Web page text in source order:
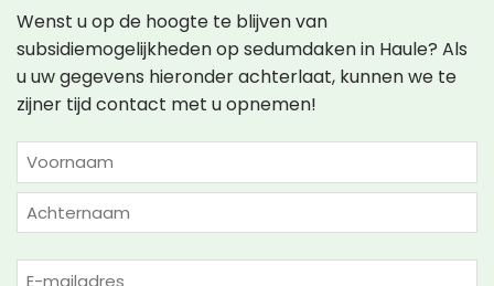
Wenst u op de hoogte te blijven van
subsidiemogelijkheden op sedumdaken in Haule? Als
u uw gegevens hieronder achterlaat, kunnen we te
zijner tijd contact met u opnemen!
NAAM
(VEREIST)
Voornaam
E-